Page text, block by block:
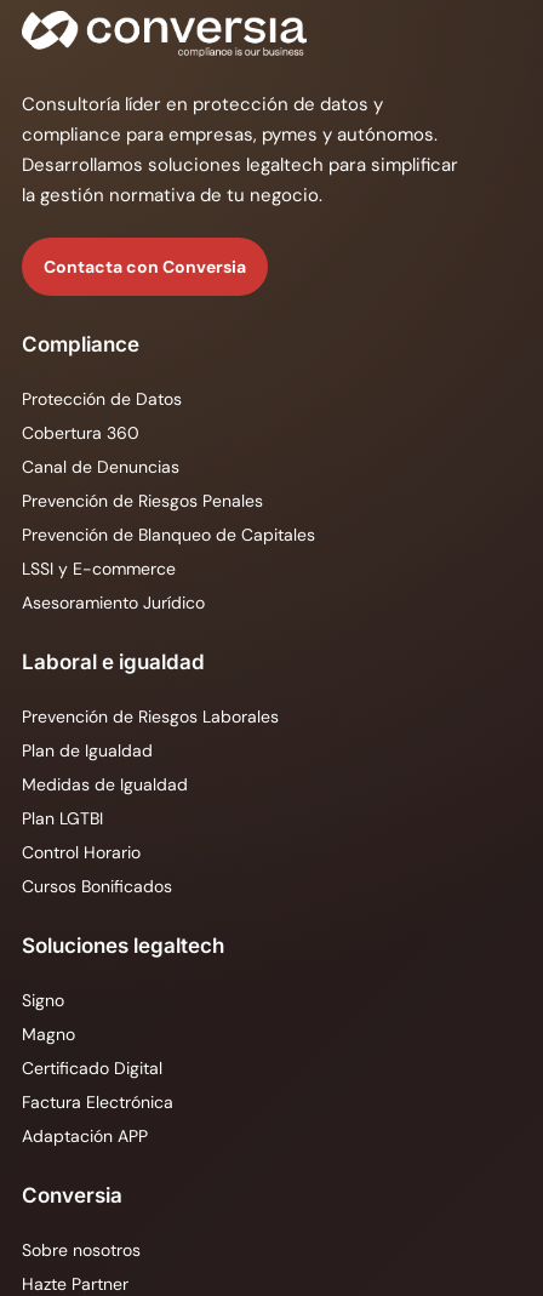
Consultoría líder en protección de datos y
compliance para empresas, pymes y autónomos.
Desarrollamos soluciones legaltech para simplificar
la gestión normativa de tu negocio.
Contacta con Conversia
Compliance
Protección de Datos
Cobertura 360
Canal de Denuncias
Prevención de Riesgos Penales
Prevención de Blanqueo de Capitales
LSSI y E-commerce
Asesoramiento Jurídico
Laboral e igualdad
Prevención de Riesgos Laborales
Plan de Igualdad
Medidas de Igualdad
Plan LGTBI
Control Horario
Cursos Bonificados
Soluciones legaltech
Signo
Magno
Certificado Digital
Factura Electrónica
Adaptación APP
Conversia
Sobre nosotros
Hazte Partner